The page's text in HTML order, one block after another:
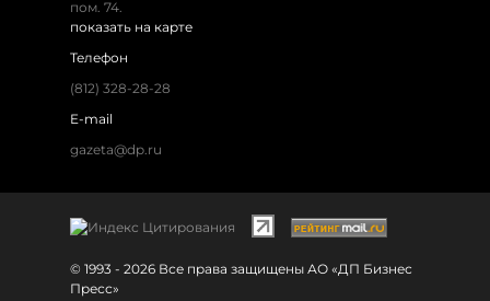
пом. 74.
показать на карте
Телефон
(812) 328-28-28
E-mail
gazeta@dp.ru
© 1993 - 2026 Все права защищены АО «ДП Бизнес
Пресс»